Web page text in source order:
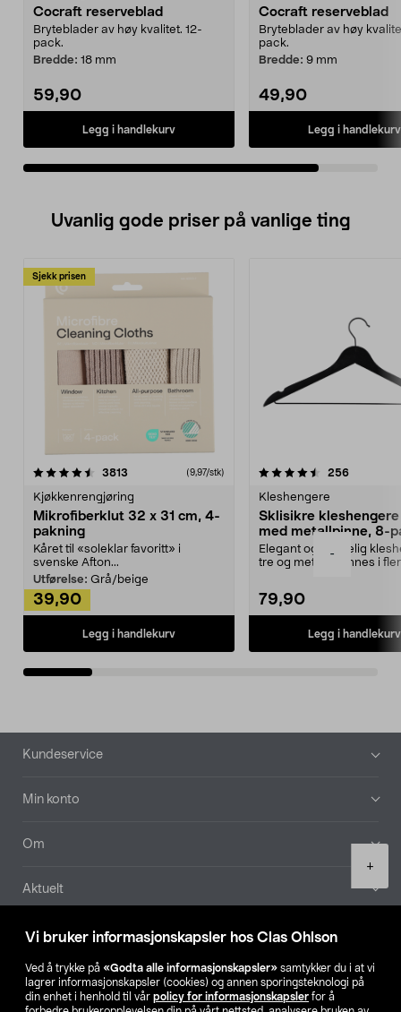
Vi bruker informasjonskapsler hos Clas Ohlson
Ved å trykke på «Godta alle informasjonskapsler» samtykker du i at vi
lagrer informasjonskapsler (cookies) og annen sporingsteknologi på
din enhet i henhold til vår policy for informasjonskapsler for å
-
+
Cocraft reserveblad
Bryteblader av høy kvalitet. 12-
pack.
Bredde: 18 mm
59,90
Legg i handlekurv
Cocraft reserveblad
Bryteblader av høy
pack.
Bredde: 9 mm
49,90
Legg i handlekurv
Uvanlig gode priser på vanlige ting
Sjekk prisen
3813 anmeldelser(9,97/stk)
Kjøkkenrengjøring
Mikrofiberklut 32 x 31 cm, 4-
pakning
Kåret til «soleklar favoritt» i
svenske Afton...
Utførelse: Grå/beige
39,90
Legg i handlekurv
4.5av 5 stjerner 256
Kleshengere
Sklisikre
med metallpinne, 8-
Elegant og skikkelig
tre og metall – finnes i
79,90
Legg i handlekurv
4.5av 5 stjerner
Bunntekst
Kundeservice
Min konto
Om
Aktuelt
Våre selskaper
Finn din butikk